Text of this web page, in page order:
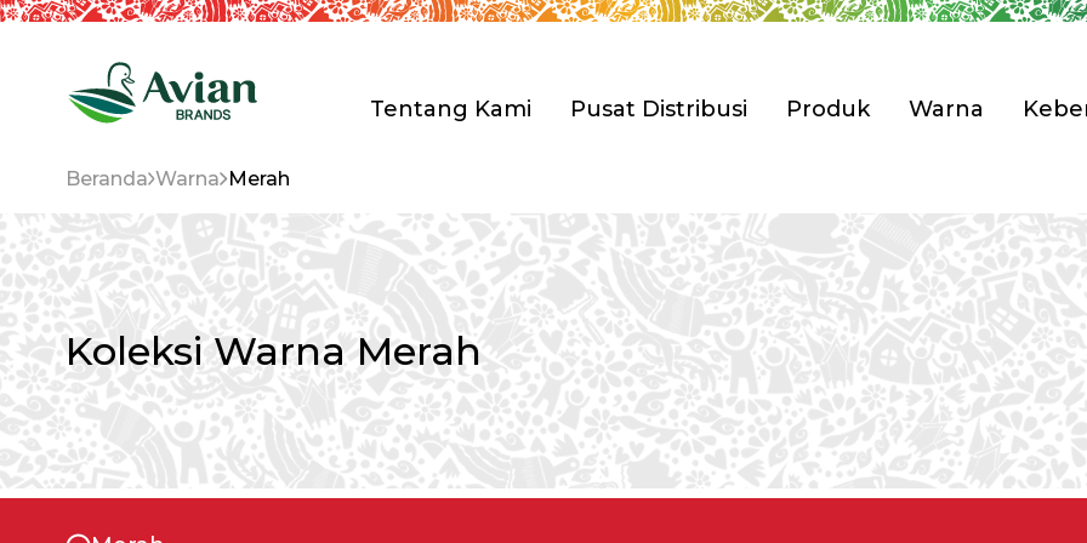
Tentang Kami
Sertifikasi & Penghargaan
Pusat Distribusi Produk Warna
Beranda Warna Merah
Koleksi Warna Merah